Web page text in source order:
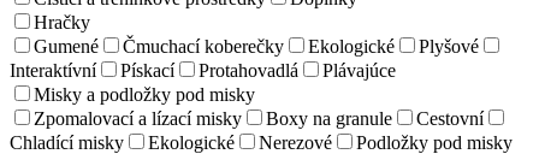
Hračky
Gumené
Čmuchací koberečky Ekologické
Plyšové
Interaktívní
Pískací Protahovadlá
Plávajúce
Misky a podložky pod misky
Zpomalovací a lízací misky
Boxy na granule
Cestovní
Chladící misky
Ekologické Nerezové
Podložky pod misky